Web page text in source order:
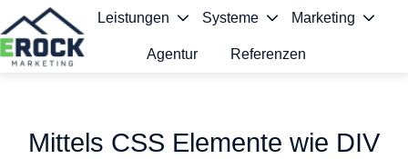
Leistungen Systeme Marketing
Agentur Referenzen
Mittels CSS Elemente wie DIV